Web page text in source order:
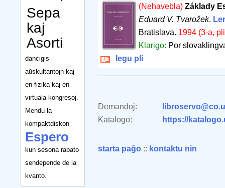
Sepa
kaj
Asorti
dancigis
aŭskultantojn kaj
en fizika kaj en
virtuala kongresoj.
Mendu la
kompaktdiskon
Espero
kun sesona rabato
sendepende de la
kvanto.
(Nehavebla) Základy
Eduard V. Tvarožek.
Bratislava. 1994 (3-a,
Klarigo: Por
legu pli
Demandoj:
Katalogo:
https://
starta paĝo :: kontaktu nin